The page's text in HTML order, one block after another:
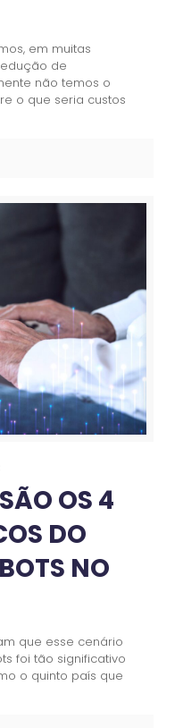
em muitas
de
não temos o
o que seria custos
OS 4
DO
NO
que esse cenário
foi tão significativo
o quinto país que